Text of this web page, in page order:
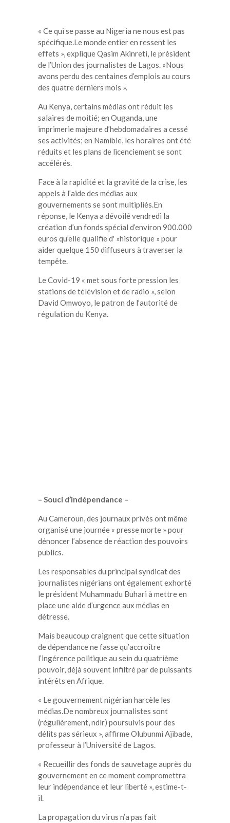
« Ce qui se passe au Nigeria ne nous est pas
spécifique.Le monde entier en ressent les
effets », explique Qasim Akinreti, le président
de l’Union des journalistes de Lagos. »Nous
avons perdu des centaines d’emplois au cours
des quatre derniers mois ».
Au Kenya, certains médias ont réduit les
salaires de moitié; en Ouganda, une
imprimerie majeure d’hebdomadaires a cessé
ses activités; en Namibie, les horaires ont été
réduits et les plans de licenciement se sont
accélérés.
Face à la rapidité et la gravité de la crise, les
appels à l’aide des médias aux
gouvernements se sont multipliés.En
réponse, le Kenya a dévoilé vendredi la
création d’un fonds spécial d’environ 900.000
euros qu’elle qualifie d' »historique » pour
aider quelque 150 diffuseurs à traverser la
tempête.
Le Covid-19 « met sous forte pression les
stations de télévision et de radio », selon
David Omwoyo, le patron de l’autorité de
régulation du Kenya.
– Souci d’indépendance –
Au Cameroun, des journaux privés ont même
organisé une journée « presse morte » pour
dénoncer l’absence de réaction des pouvoirs
publics.
Les responsables du principal syndicat des
journalistes nigérians ont également exhorté
le président Muhammadu Buhari à mettre en
place une aide d’urgence aux médias en
détresse.
Mais beaucoup craignent que cette situation
de dépendance ne fasse qu’accroître
l’ingérence politique au sein du quatrième
pouvoir, déjà souvent infiltré par de puissants
intérêts en Afrique.
« Le gouvernement nigérian harcèle les
médias.De nombreux journalistes sont
(régulièrement, ndlr) poursuivis pour des
délits pas sérieux », affirme Olubunmi Ajibade,
professeur à l’Université de Lagos.
« Recueillir des fonds de sauvetage auprès du
gouvernement en ce moment compromettra
leur indépendance et leur liberté », estime-t-
il.
La propagation du virus n’a pas fait